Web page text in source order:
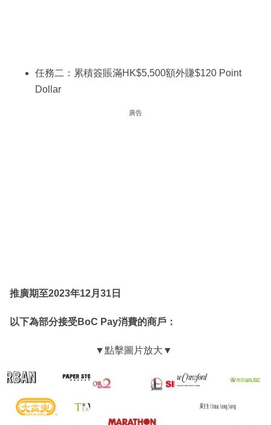
任務二：累積簽賬滿HK$5,500額外賺$120 Point
Dollar
廣告
推廣期至2023年12月31日
以下為部分接受BoC Pay消費的商戶：